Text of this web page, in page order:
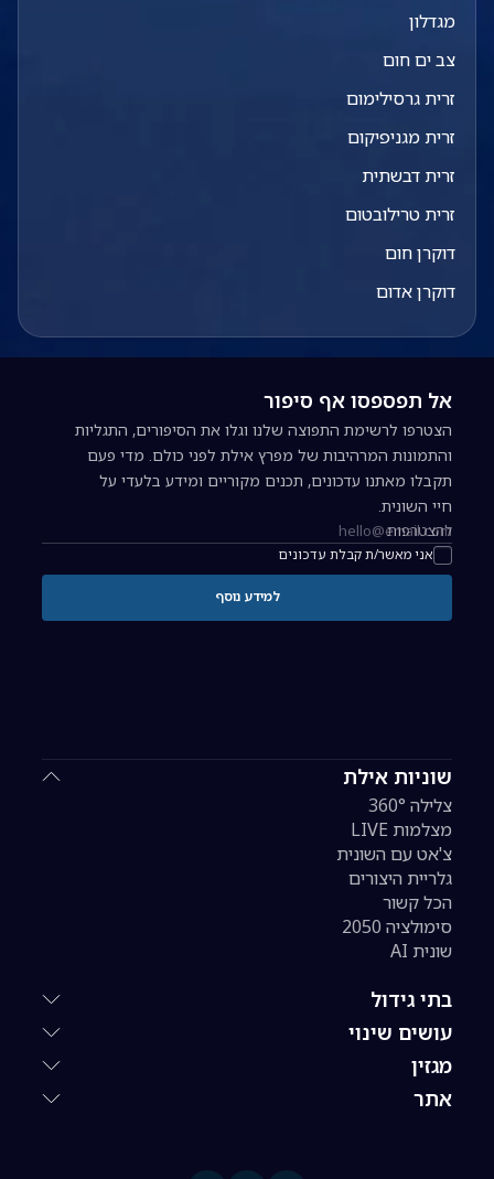
מגדלון
צב ים חום
זרית גרסילימום
זרית מגניפיקום
זרית דבשתית
זרית טרילובטום
דוקרן חום
דוקרן אדום
שוניות אילת
צלילה 360°
מצלמות LIVE
צ'אט עם השונית
גלריית היצורים
הכל קשור
סימולציה 2050
שונית AI
בתי גידול
עושים שינוי
מגזין
אתר
אל תפספסו אף סיפור
הצטרפו לרשימת התפוצה שלנו וגלו את הסיפורים, התגליות
והתמונות המרהיבות של מפרץ אילת לפני כולם. מדי פעם
תקבלו מאתנו עדכונים, תכנים מקוריים ומידע בלעדי על
חיי השונית.
כתובת אימייל להרשמה לניוזלטר
אני מאשר/ת קבלת עדכונים
להצטרפות
למידע נוסף